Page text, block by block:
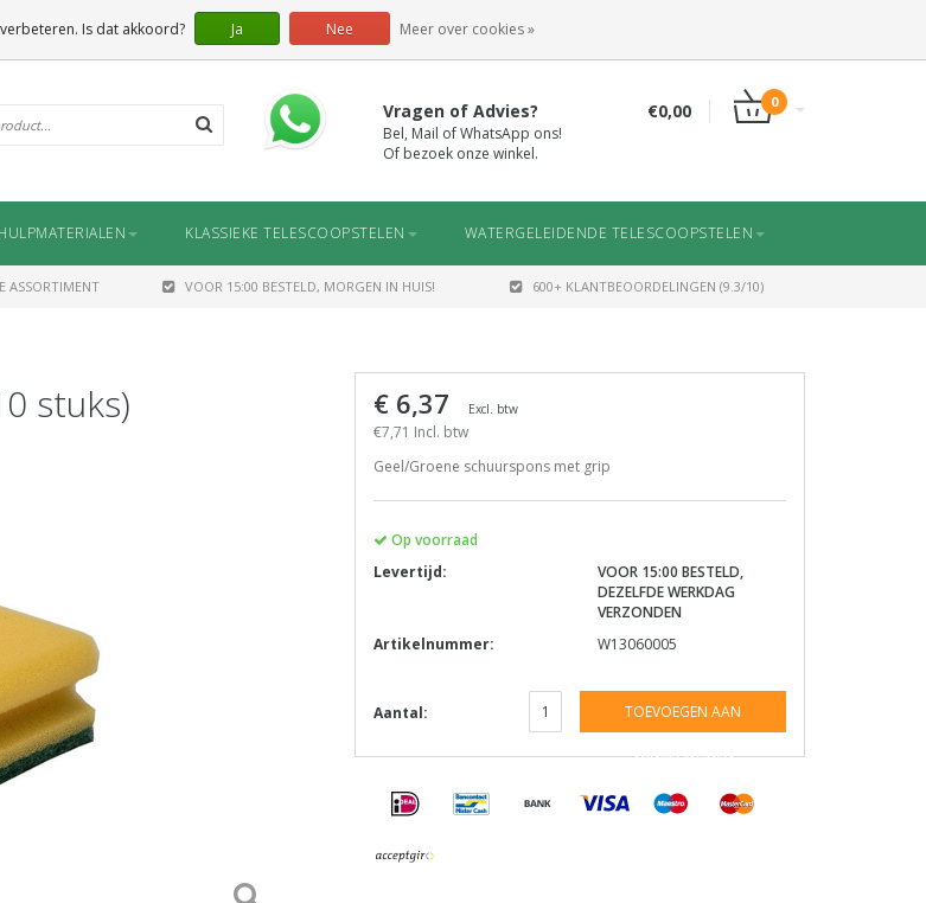
Vragen of Advies?
Bel, Mail of WhatsApp ons!
Of bezoek onze winkel.
€0,00 0
KLASSIEKE TELESCOOPSTELEN WATERGELEIDENDE TELESCOOPSTELEN
ASSORTIMENT VOOR 15:00 BESTELD, MORGEN IN HUIS! 600+ KLANTBEOORDELINGEN (9.3/10)
stuks) € 6,37 Excl. btw
€7,71 Incl. btw
Geel/Groene schuurspons met grip
Op voorraad
Levertijd:
VOOR 15:00 BESTELD,
DEZELFDE WERKDAG
VERZONDEN
Artikelnummer:
W13060005
Aantal: TOEVOEGEN AAN
WINKELWAGEN
Is dat akkoord? Ja Nee Meer over cookies »